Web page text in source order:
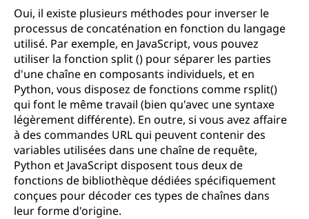
Oui, il existe plusieurs méthodes pour inverser le
processus de concaténation en fonction du langage
utilisé. Par exemple, en JavaScript, vous pouvez
utiliser la fonction split () pour séparer les parties
d'une chaîne en composants individuels, et en
Python, vous disposez de fonctions comme rsplit()
qui font le même travail (bien qu'avec une syntaxe
légèrement différente). En outre, si vous avez affaire
à des commandes URL qui peuvent contenir des
variables utilisées dans une chaîne de requête,
Python et JavaScript disposent tous deux de
fonctions de bibliothèque dédiées spécifiquement
conçues pour décoder ces types de chaînes dans
leur forme d'origine.